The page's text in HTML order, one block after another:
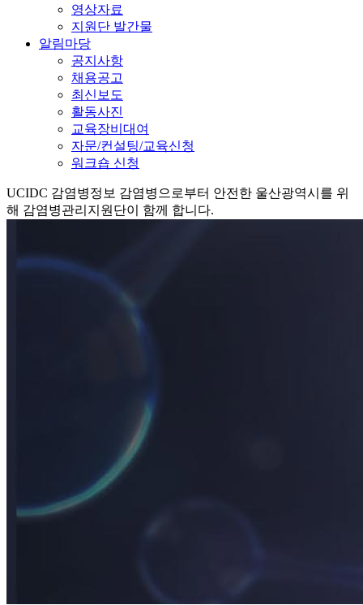
영상자료
지원단 발간물
알림마당
공지사항
채용공고
최신보도
활동사진
교육장비대여
자문/컨설팅/교육신청
워크숍 신청
UCIDC 감염병정보 감염병으로부터 안전한 울산광역시를 위
해 감염병관리지원단이 함께 합니다.